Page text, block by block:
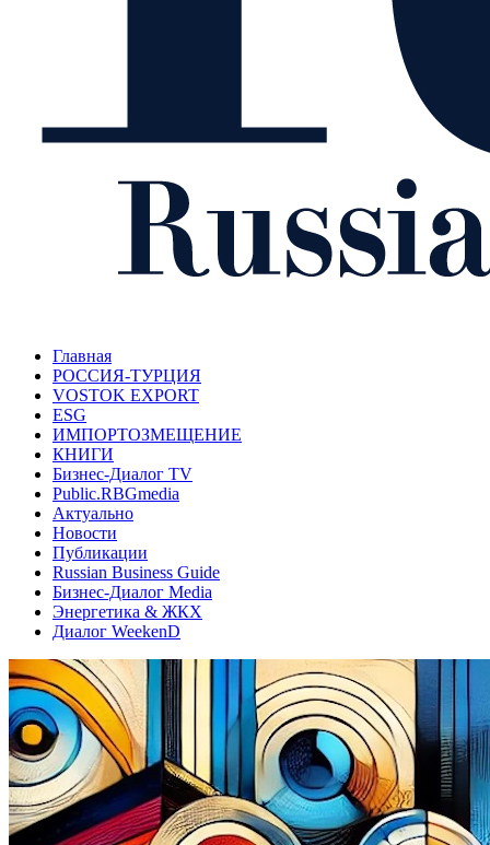
Главная
РОССИЯ-ТУРЦИЯ
VOSTOK EXPORT
ESG
ИМПОРТОЗМЕЩЕНИЕ
КНИГИ
Бизнес-Диалог TV
Public.RBGmedia
Актуально
Новости
Публикации
Russian Business Guide
Бизнес-Диалог Media
Энергетика & ЖКХ
Диалог WeekenD